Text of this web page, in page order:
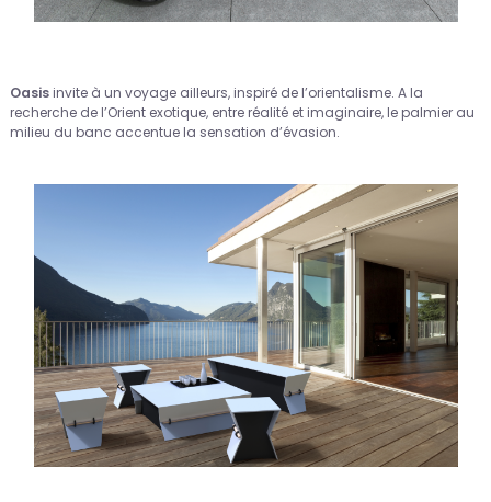
Oasis invite à un voyage ailleurs, inspiré de l’orientalisme. A la
recherche de l’Orient exotique, entre réalité et imaginaire, le palmier au
milieu du banc accentue la sensation d’évasion.